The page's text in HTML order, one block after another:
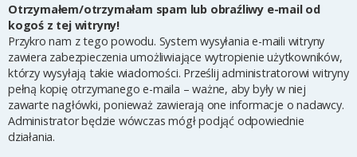
Otrzymałem/otrzymałam spam lub obraźliwy e-mail od
kogoś z tej witryny!
Przykro nam z tego powodu. System wysyłania e-maili witryny
zawiera zabezpieczenia umożliwiające wytropienie użytkowników,
którzy wysyłają takie wiadomości. Prześlij administratorowi witryny
pełną kopię otrzymanego e-maila – ważne, aby były w niej
zawarte nagłówki, ponieważ zawierają one informacje o nadawcy.
Administrator będzie wówczas mógł podjąć odpowiednie
działania.